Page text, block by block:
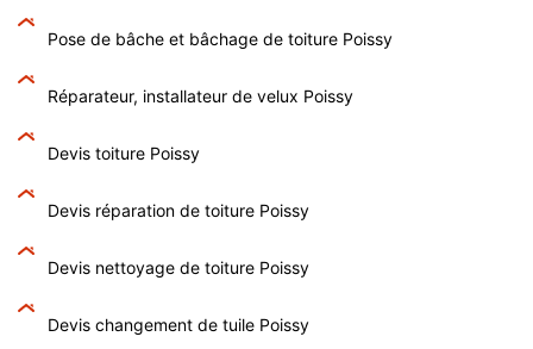
Pose de bâche et bâchage de toiture Poissy
Réparateur, installateur de velux Poissy
Devis toiture Poissy
Devis réparation de toiture Poissy
Devis nettoyage de toiture Poissy
Devis changement de tuile Poissy